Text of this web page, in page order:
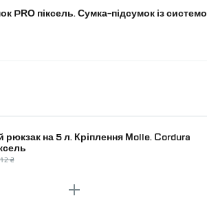
PRO піксель. Сумка-підсумок із
рюкзак на 5 л. Кріплення Molle. Cordura
₴